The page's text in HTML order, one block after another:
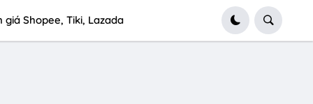
giá Shopee, Tiki, Lazada